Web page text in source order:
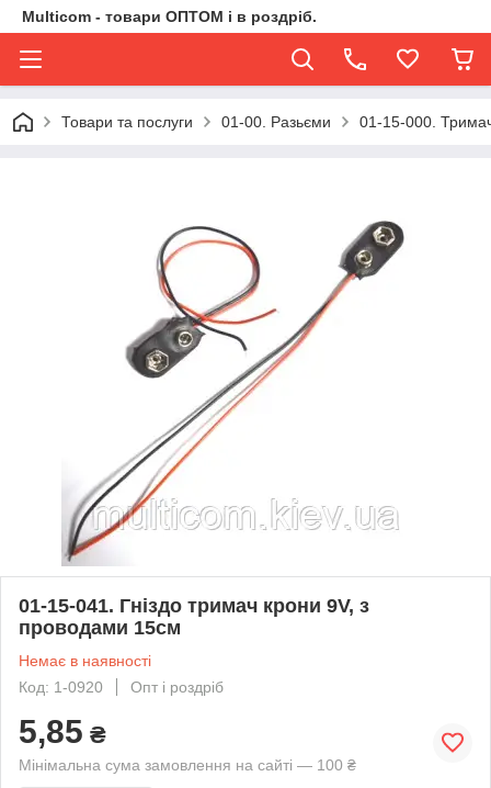
Multicom - товари ОПТОМ і в роздріб.
Товари та послуги 01-00. Разьєми 01-15-000.
01-15-041. Гніздо тримач крони 9V, з
проводами 15см
Немає в наявності
Код: 1-0920
Опт і роздріб
5,85 ₴
Мінімальна сума замовлення на сайті — 100 ₴